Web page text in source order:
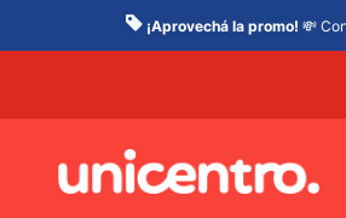
¡Aprovechá la promo! 💸